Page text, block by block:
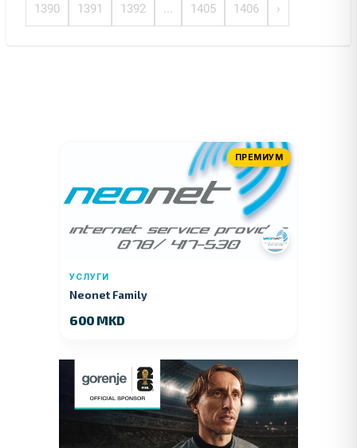
1390 1391 1392 ... 1405 1406 ›
ПРЕМИУМ
УСЛУГИ
Neonet Family
600 MKD